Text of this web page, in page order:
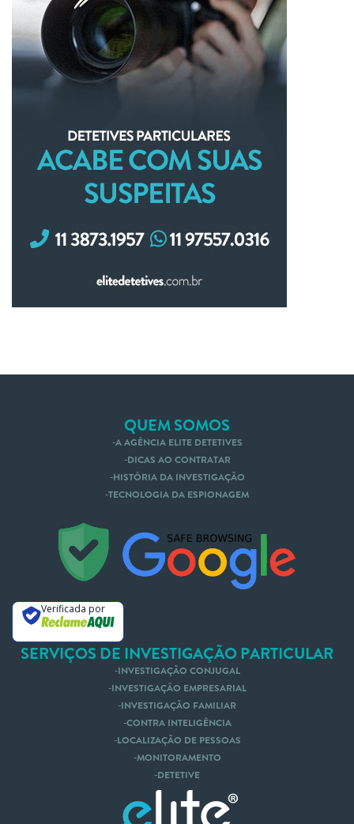
QUEM SOMOS
A AGÊNCIA ELITE DETETIVES
DICAS AO CONTRATAR
HISTÓRIA DA INVESTIGAÇÃO
TECNOLOGIA DA ESPIONAGEM
Verificada por
SERVIÇOS DE INVESTIGAÇÃO PARTICULAR
INVESTIGAÇÃO CONJUGAL
INVESTIGAÇÃO EMPRESARIAL
INVESTIGAÇÃO FAMILIAR
CONTRA INTELIGÊNCIA
LOCALIZAÇÃO DE PESSOAS
MONITORAMENTO
DETETIVE
Nós te Ligamos Mande um Whatsapp